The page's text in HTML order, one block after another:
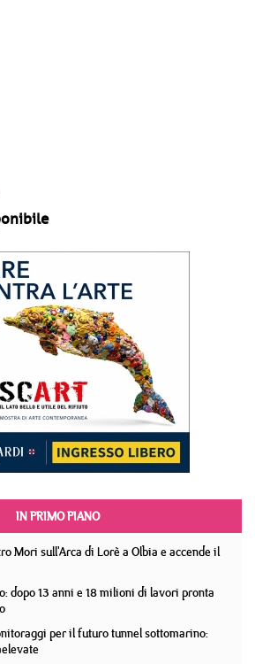
IN PRIMO PIANO
Mori sull'Arca di Lorè a Olbia e accende il
dopo 13 anni e 18 milioni di lavori pronta
per il futuro tunnel sottomarino: